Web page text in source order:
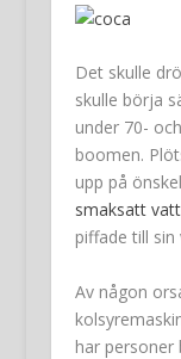
Det skulle
skulle börja
under 70-
boomen.
upp på
smaksatt
piffade till
Av någon
har personer